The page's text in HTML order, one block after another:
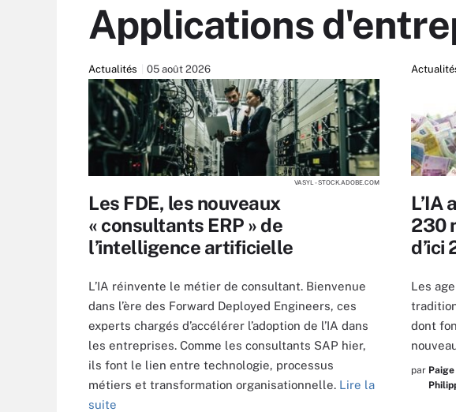
Applications
Actualités 05 août 2026
VASYL - STOCK.ADOBE.COM
Les FDE, les nouveaux
« consultants ERP » de
l’intelligence artificielle
L’IA réinvente le métier de consultant. Bienvenue
dans l’ère des Forward Deployed Engineers, ces
experts chargés d’accélérer l’adoption de l’IA dans
les entreprises. Comme les consultants SAP hier,
ils font le lien entre technologie, processus
métiers et transformation organisationnelle. Lire la
suite
L’IA
230
d’ici
Les
dont
par Paige